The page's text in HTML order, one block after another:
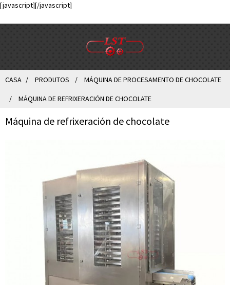
[javascript][/javascript]
CASA PRODUTOS MÁQUINA DE PROCESAMENTO DE CHOCOLATE
MÁQUINA DE REFRIXERACIÓN DE CHOCOLATE
Máquina de refrixeración de chocolate